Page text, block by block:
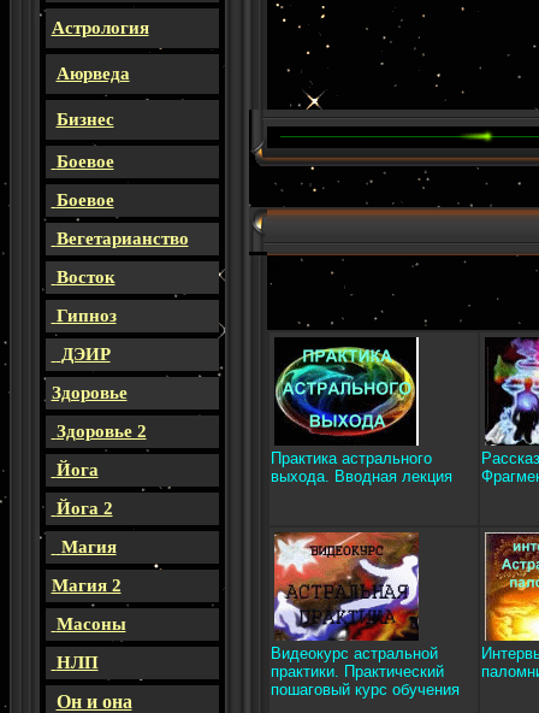
Астрология
Аюрведа
Бизнес
Боевое
Боевое
Вегетарианство
Восток
Гипноз
ДЭИР
Здоровье
Здоровье 2
Йога
Йога 2
Магия
Магия 2
Масоны
НЛП
Он и она
Практика астрального
выхода. Вводная лекция
Видеокурс астральной
практики. Практический
пошаговый курс обучения